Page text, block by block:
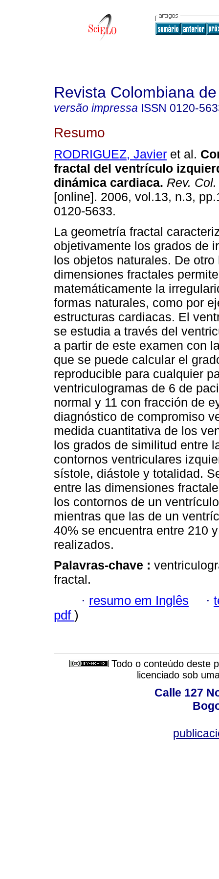
Revista Colombiana
versão impressa ISSN 0120-
Resumo
RODRIGUEZ, Javier et al.
fractal del ventrículo
dinámica cardiaca. Rev.
[online]. 2006, vol.13, n.3,
0120-5633.
La geometría fractal
objetivamente los grados de
los objetos naturales. De otro
dimensiones fractales
matemáticamente la
formas naturales, como por
estructuras cardiacas. El
se estudia a través del
a partir de este examen con
que se puede calcular el
reproducible para cualquier
ventriculogramas de 6 de
normal y 11 con fracción de
diagnóstico de compromiso
medida cuantitativa de los
los grados de similitud entre
contornos ventriculares
sístole, diástole y totalidad.
entre las dimensiones
los contornos de un
mientras que las de un
40% se encuentra entre 210
realizados.
Palavras-chave :
fractal.
· resumo em Inglês ·
pdf )
Todo o conteúdo deste
licenciado sob
Calle 127